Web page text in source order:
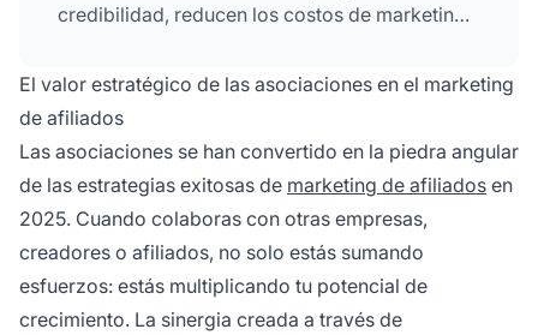
credibilidad, reducen los costos de marketing
marketing que multiplican tu alcance
exponencialmente.
El valor estratégico de las asociaciones en el marketing
de afiliados
Las asociaciones se han convertido en la piedra angular
de las estrategias exitosas de marketing de afiliados en
2025. Cuando colaboras con otras empresas,
creadores o afiliados, no solo estás sumando
esfuerzos: estás multiplicando tu potencial de
crecimiento. La sinergia creada a través de